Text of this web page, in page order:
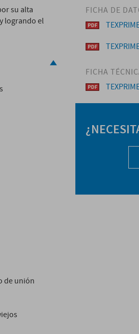
su alta
logrando el
de unión
FICHA DE
FICHA